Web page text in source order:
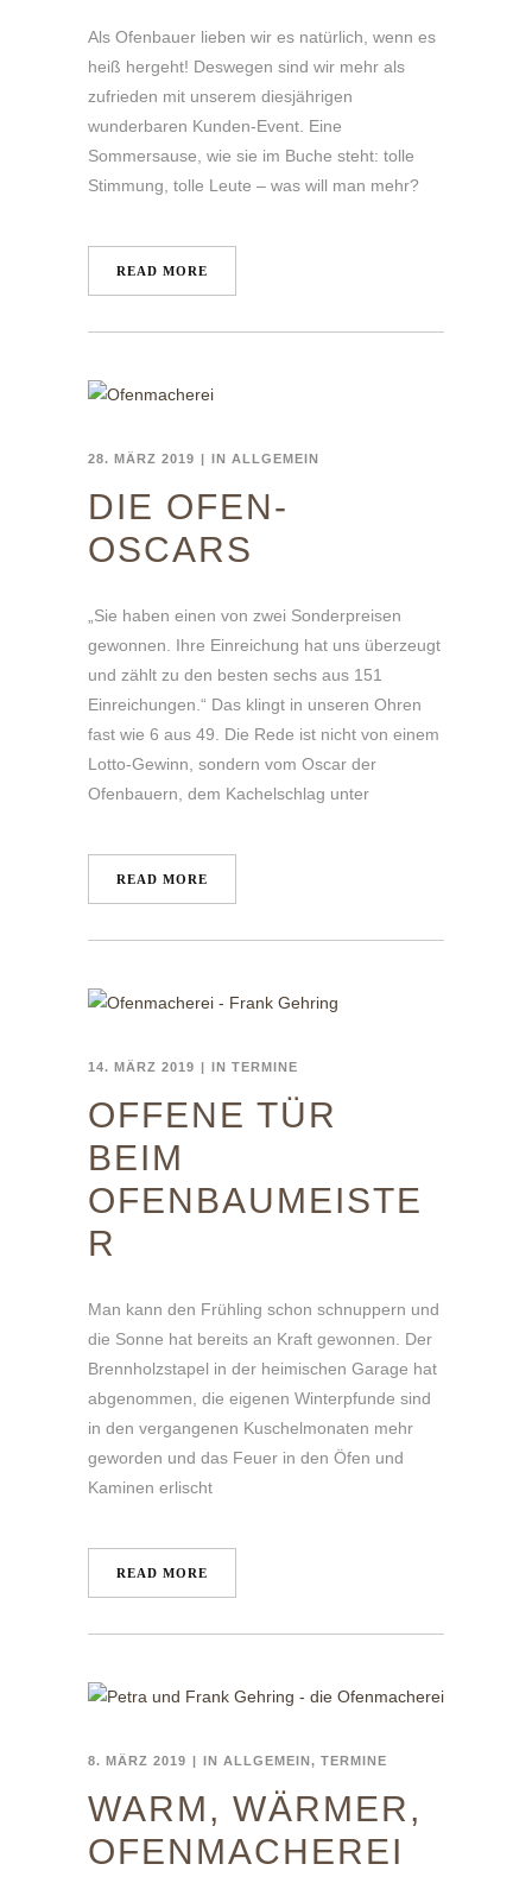
Als Ofenbauer lieben wir es natürlich, wenn es
heiß hergeht! Deswegen sind wir mehr als
zufrieden mit unserem diesjährigen
wunderbaren Kunden-Event. Eine
Sommersause, wie sie im Buche steht: tolle
Stimmung, tolle Leute – was will man mehr?
READ MORE
28. MÄRZ 2019 IN ALLGEMEIN
DIE OFEN-
OSCARS
„Sie haben einen von zwei Sonderpreisen
gewonnen. Ihre Einreichung hat uns überzeugt
und zählt zu den besten sechs aus 151
Einreichungen.“ Das klingt in unseren Ohren
fast wie 6 aus 49. Die Rede ist nicht von einem
Lotto-Gewinn, sondern vom Oscar der
Ofenbauern, dem Kachelschlag unter
READ MORE
14. MÄRZ 2019 IN TERMINE
OFFENE TÜR
BEIM
OFENBAUMEISTE
R
Man kann den Frühling schon schnuppern und
die Sonne hat bereits an Kraft gewonnen. Der
Brennholzstapel in der heimischen Garage hat
abgenommen, die eigenen Winterpfunde sind
in den vergangenen Kuschelmonaten mehr
geworden und das Feuer in den Öfen und
Kaminen erlischt
READ MORE
8. MÄRZ 2019 IN ALLGEMEIN, TERMINE
WARM, WÄRMER,
OFENMACHEREI